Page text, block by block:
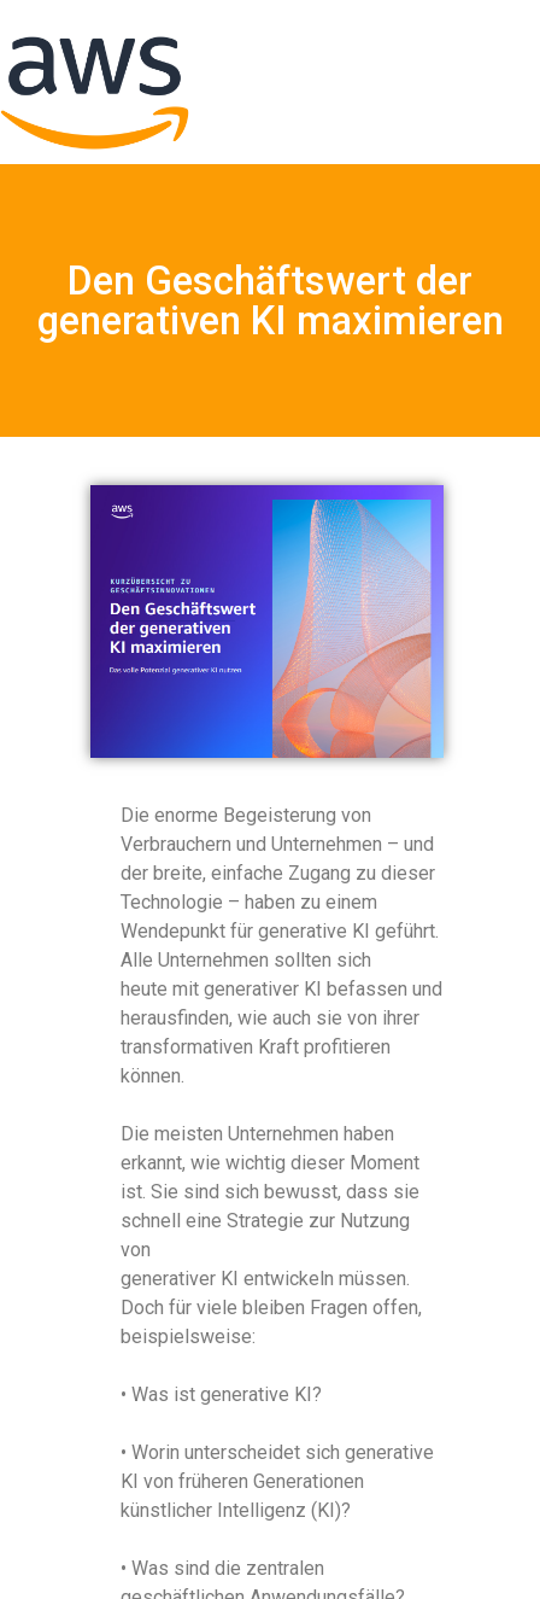
Den Geschäftswert der
generativen KI maximieren
Die enorme Begeisterung von
Verbrauchern und Unternehmen – und
der breite, einfache Zugang zu dieser
Technologie – haben zu einem
Wendepunkt für generative KI geführt.
Alle Unternehmen sollten sich
heute mit generativer KI befassen und
herausfinden, wie auch sie von ihrer
transformativen Kraft profitieren
können.
Die meisten Unternehmen haben
erkannt, wie wichtig dieser Moment
ist. Sie sind sich bewusst, dass sie
schnell eine Strategie zur Nutzung
von
generativer KI entwickeln müssen.
Doch für viele bleiben Fragen offen,
beispielsweise:
• Was ist generative KI?
• Worin unterscheidet sich generative
KI von früheren Generationen
künstlicher Intelligenz (KI)?
• Was sind die zentralen